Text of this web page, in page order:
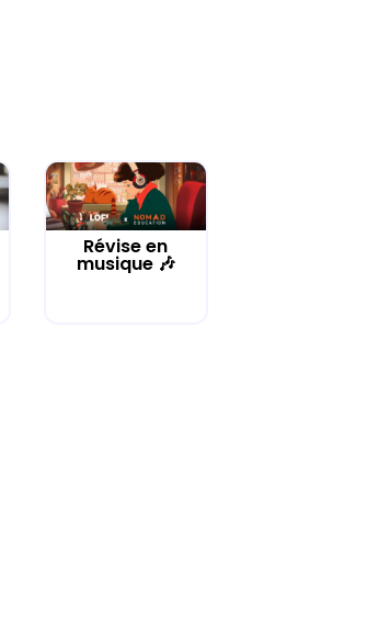
Révise en
musique 🎶